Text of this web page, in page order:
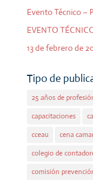
Evento Técnico –
EVENTO
13 de febrero de
Tipo de
25 años de
capacitaciones
cceau
cena
colegio de
comisión